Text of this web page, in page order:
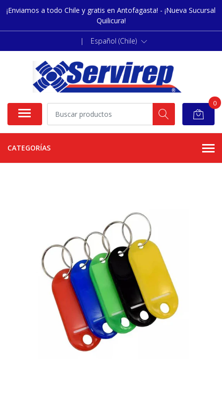
¡Enviamos a todo Chile y gratis en Antofagasta! - ¡Nueva Sucursal
Quilicura!
| Español (Chile)
0
CATEGORÍAS